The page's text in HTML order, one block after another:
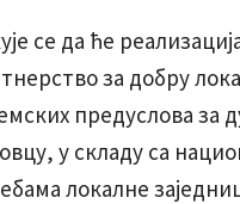
се да ће
за добру
предуслова за
у складу са
локалне